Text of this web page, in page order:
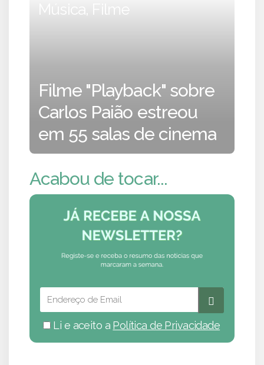
Música, Filme
Filme "Playback" sobre
Carlos Paião estreou
em 55 salas de cinema
Acabou de tocar...
Li e aceito a Política de Privacidade